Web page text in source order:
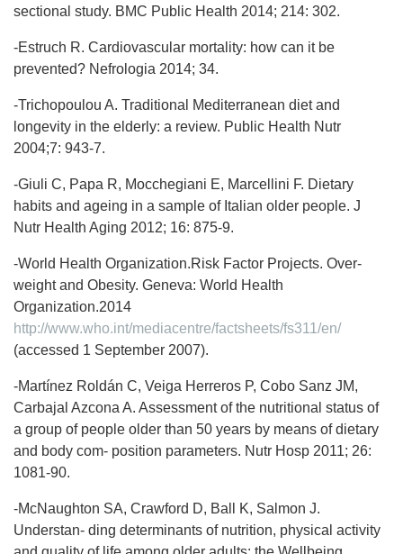
sectional study. BMC Public Health 2014; 214: 302.
-Estruch R. Cardiovascular mortality: how can it be
prevented? Nefrologia 2014; 34.
-Trichopoulou A. Traditional Mediterranean diet and
longevity in the elderly: a review. Public Health Nutr
2004;7: 943-7.
-Giuli C, Papa R, Mocchegiani E, Marcellini F. Dietary
habits and ageing in a sample of Italian older people. J
Nutr Health Aging 2012; 16: 875-9.
-World Health Organization.Risk Factor Projects. Over-
weight and Obesity. Geneva: World Health
Organization.2014
http://www.who.int/mediacentre/factsheets/fs311/en/
(accessed 1 September 2007).
-Martínez Roldán C, Veiga Herreros P, Cobo Sanz JM,
Carbajal Azcona A. Assessment of the nutritional status of
a group of people older than 50 years by means of dietary
and body com- position parameters. Nutr Hosp 2011; 26:
1081-90.
-McNaughton SA, Crawford D, Ball K, Salmon J.
Understan- ding determinants of nutrition, physical activity